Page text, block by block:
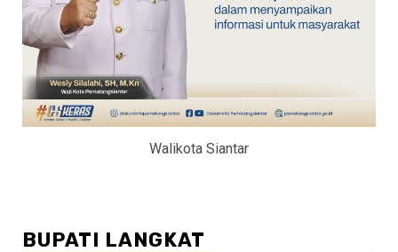
Walikota Siantar
BUPATI LANGKAT